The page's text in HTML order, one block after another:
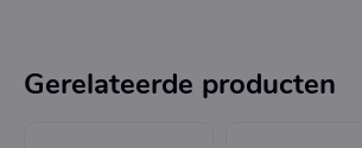
Gerelateerde producten